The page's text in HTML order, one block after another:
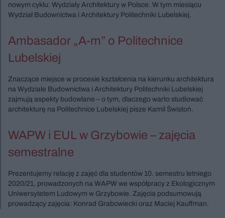
nowym cyklu: Wydziały Architektury w Polsce. W tym miesiącu
Wydział Budownictwa i Architektury Politechniki Lubelskiej.
Ambasador „A-m” o Politechnice
Lubelskiej
Znaczące miejsce w procesie kształcenia na kierunku architektura
na Wydziale Budownictwa i Architektury Politechniki Lubelskiej
zajmują aspekty budowlane – o tym, dlaczego warto studiować
architekturę na Politechnice Lubelskiej pisze Kamil Świstoń.
WAPW i EUL w Grzybowie – zajęcia
semestralne
Prezentujemy relację z zajęć dla studentów 10. semestru letniego
2020/21, prowadzonych na WAPW we współpracy z Ekologicznym
Uniwersytetem Ludowym w Grzybowie. Zajęcia podsumowują
prowadzący zajęcia: Konrad Grabowiecki oraz Maciej Kauffman.